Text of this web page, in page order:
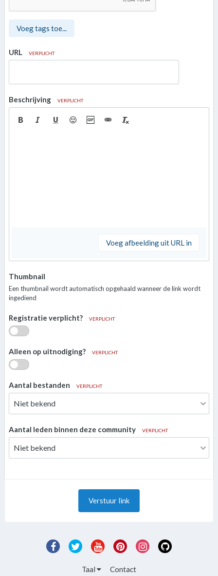
Voeg tags toe...
URL VERPLICHT
Beschrijving VERPLICHT
Voeg afbeelding uit URL in
Thumbnail
Een thumbnail wordt automatisch opgehaald wanneer de link wordt
ingediend
Registratie verplicht? VERPLICHT
Alleen op uitnodiging? VERPLICHT
Aantal bestanden VERPLICHT
Aantal leden binnen deze community VERPLICHT
Verstuur link
Taal Contact